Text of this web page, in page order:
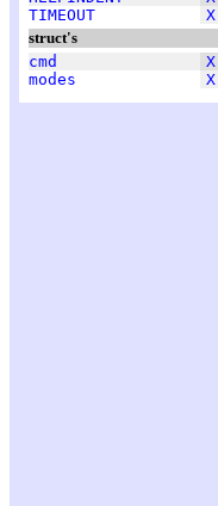
TIMEOUT
X
struct's
cmd
X
modes
X